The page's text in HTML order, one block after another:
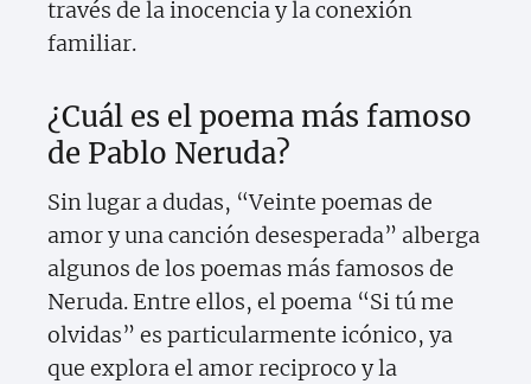
través de la inocencia y la conexión
familiar.
¿Cuál es el poema más famoso
de Pablo Neruda?
Sin lugar a dudas, “Veinte poemas de
amor y una canción desesperada” alberga
algunos de los poemas más famosos de
Neruda. Entre ellos, el poema “Si tú me
olvidas” es particularmente icónico, ya
que explora el amor reciproco y la